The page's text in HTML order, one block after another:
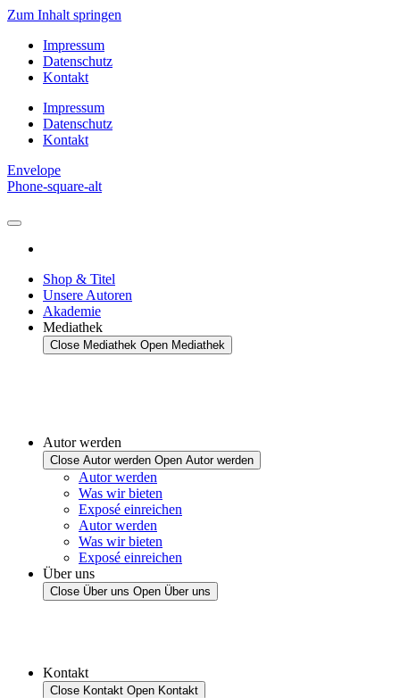
Zum Inhalt springen
Impressum
Datenschutz
Kontakt
Impressum
Datenschutz
Kontakt
Envelope
Phone-square-alt
Shop & Titel
Unsere Autoren
Akademie
Mediathek
Close Mediathek Open Mediathek
Autor werden
Close Autor werden Open Autor werden
Autor werden
Was wir bieten
Exposé einreichen
Autor werden
Was wir bieten
Exposé einreichen
Über uns
Close Über uns Open Über uns
Kontakt
Close Kontakt Open Kontakt